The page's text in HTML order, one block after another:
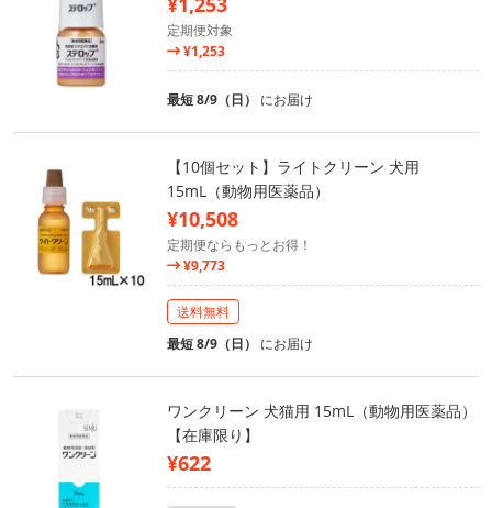
定期便対象
¥1,253
最短 8/9（日） にお届け
【10個セット】ライトクリーン 犬用
15mL（動物用医薬品）
¥10,508
定期便ならもっとお得！
¥9,773
送料無料
最短 8/9（日） にお届け
ワンクリーン 犬猫用 15mL（動物用医薬品）
【在庫限り】
¥622